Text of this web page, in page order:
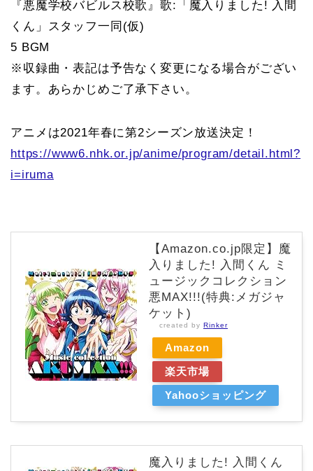
『悪魔学校バビルス校歌』歌:「魔入りました! 入間
くん」スタッフ一同(仮)
5 BGM
※収録曲・表記は予告なく変更になる場合がござい
ます。あらかじめご了承下さい。
アニメは2021年春に第2シーズン放送決定！
https://www6.nhk.or.jp/anime/program/detail.html?
i=iruma
【Amazon.co.jp限定】魔
入りました! 入間くん ミ
ュージックコレクション
悪MAX!!!(特典:メガジャ
ケット)
created by Rinker
Amazon
楽天市場
Yahooショッピング
魔入りました! 入間くん